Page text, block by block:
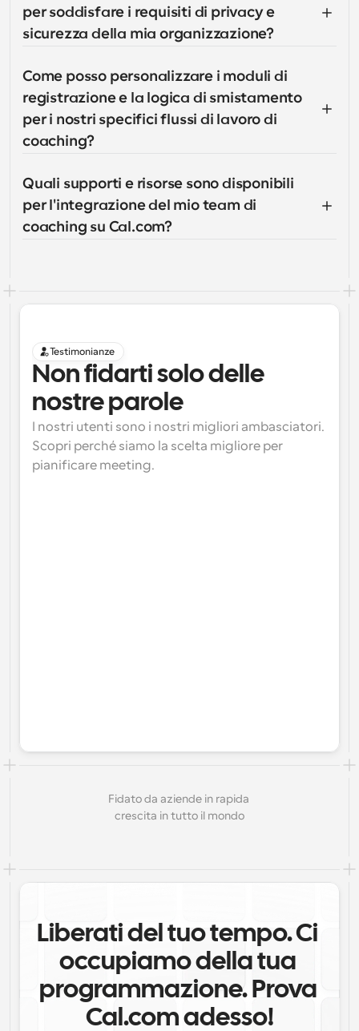
per soddisfare i requisiti di privacy e
sicurezza della mia organizzazione?
Come posso personalizzare i moduli di
registrazione e la logica di smistamento
per i nostri specifici flussi di lavoro di
coaching?
Quali supporti e risorse sono disponibili
per l'integrazione del mio team di
coaching su Cal.com?
Testimonianze
Non fidarti solo delle
nostre parole
I nostri utenti sono i nostri migliori ambasciatori.
Scopri perché siamo la scelta migliore per
pianificare meeting.
Fidato da aziende in rapida
crescita in tutto il mondo
Liberati del tuo tempo. Ci
occupiamo della tua
programmazione. Prova
Cal.com adesso!